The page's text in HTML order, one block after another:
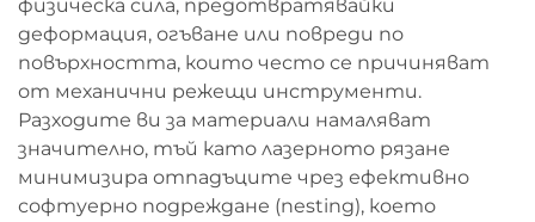
физическа сила, предотвратявайки
деформация, огъване или повреди по
повърхността, които често се причиняват
от механични режещи инструменти.
Разходите ви за материали намаляват
значително, тъй като лазерното рязане
минимизира отпадъците чрез ефективно
софтуерно подреждане (nesting), което